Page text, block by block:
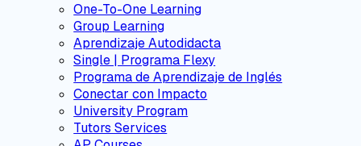
One-To-One Learning
Group Learning
Aprendizaje Autodidacta
Single | Programa Flexy
Programa de Aprendizaje de Inglés
Conectar con Impacto
University Program
Tutors Services